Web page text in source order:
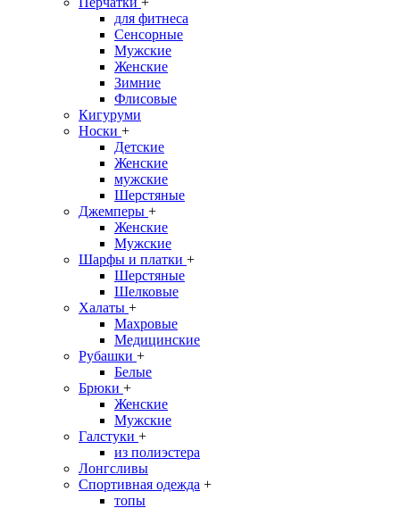
для фитнеса
Сенсорные
Мужские
Женские
Зимние
Флисовые
Кигуруми
Носки +
Детские
Женские
мужские
Шерстяные
Джемперы +
Женские
Мужские
Шарфы и платки +
Шерстяные
Шелковые
Халаты +
Махровые
Медицинские
Рубашки +
Белые
Брюки +
Женские
Мужские
Галстуки +
из полиэстера
Лонгсливы
Спортивная одежда +
топы